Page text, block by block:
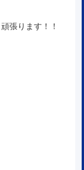
張ります！！